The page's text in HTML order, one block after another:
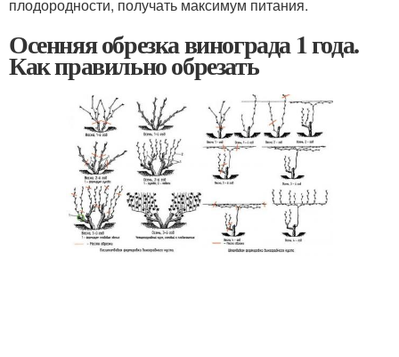
плодородности, получать максимум питания.
Осенняя обрезка винограда 1 года.
Как правильно обрезать